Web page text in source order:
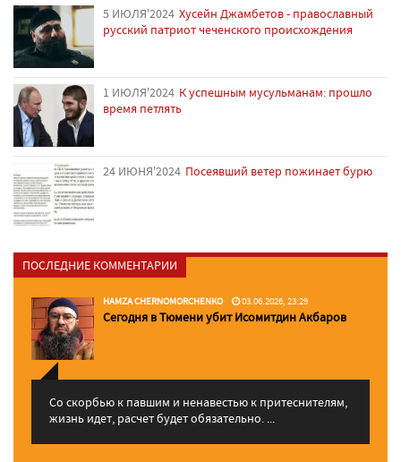
5 ИЮЛЯ'2024 Хусейн Джамбетов - православный
русский патриот чеченского происхождения
1 ИЮЛЯ'2024 К успешным мусульманам: прошло
время петлять
24 ИЮНЯ'2024 Посеявший ветер пожинает бурю
ПОСЛЕДНИЕ КОММЕНТАРИИ
HAMZA CHERNOMORCHENKO 03.06.2026, 23:29
Сегодня в Тюмени убит Исомитдин Акбаров
Со скорбью к павшим и ненавестью к притеснителям,
жизнь идет, расчет будет обязательно. ...